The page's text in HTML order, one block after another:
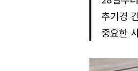
추기경
중요한